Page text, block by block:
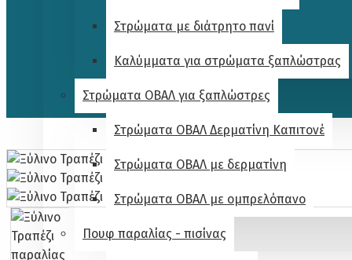
Στρώματα με διάτρητο πανί
Καλύμματα για στρώματα ξαπλώστρας
Στρώματα ΟΒΑΛ για ξαπλώστρες
Στρώματα ΟΒΑΛ Δερματίνη Καπιτονέ
Στρώματα ΟΒΑΛ με δερματίνη
Στρώματα ΟΒΑΛ με ομπρελόπανο
Πουφ παραλίας - πισίνας